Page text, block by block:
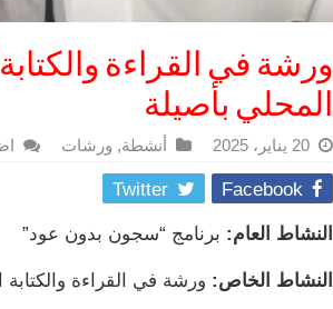
ورشة في القراءة
المحلي بأصيلة
20 يناير، 2025 أنشطة, ورشات
Facebook
Twitter
النشاط العام: برنامج “سجون بدون عود”
النشاط الخاص: ورشة في القراءة والكتابة